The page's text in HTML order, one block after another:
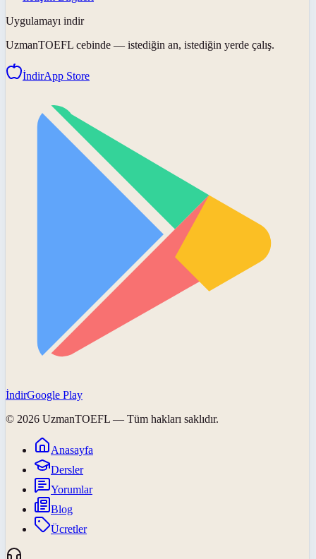
Uygulamayı indir
UzmanTOEFL cebinde — istediğin an, istediğin yerde çalış.
İndirApp Store
İndirGoogle Play
© 2026 UzmanTOEFL — Tüm hakları saklıdır.
Anasayfa
Dersler
Yorumlar
Blog
Ücretler